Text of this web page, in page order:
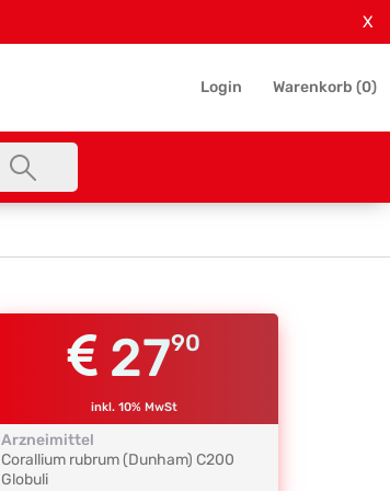
X
Login Warenkorb (0)
2790
inkl. 10% MwSt
Arzneimittel
Corallium rubrum (Dunham) C200
Globuli